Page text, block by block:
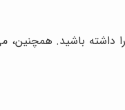
داشته باشید. همچنین،